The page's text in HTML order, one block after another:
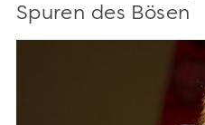
Spuren des Bösen